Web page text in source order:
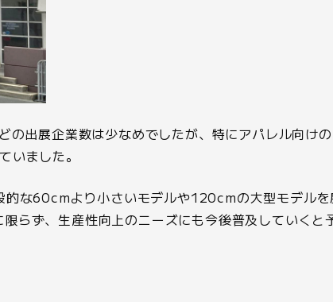
出展企業数は少なめでしたが、特にアパレル向け
いました。
な60cmより小さいモデルや120cmの大型モデルを
らず、生産性向上のニーズにも今後普及していくと